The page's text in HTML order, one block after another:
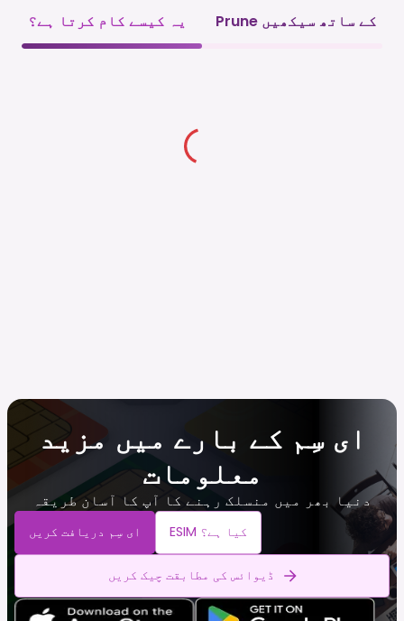
یہ کیسے کام کرتا ہے؟ Prune کے ساتھ سیکھیں
ای سِم کے بارے میں مزید
معلومات
دنیا بھر میں منسلک رہنے کا آپ کا آسان طریقہ
ای سِم دریافت کریں ESIM کیا ہے؟
ڈیوائس کی مطابقت چیک کریں